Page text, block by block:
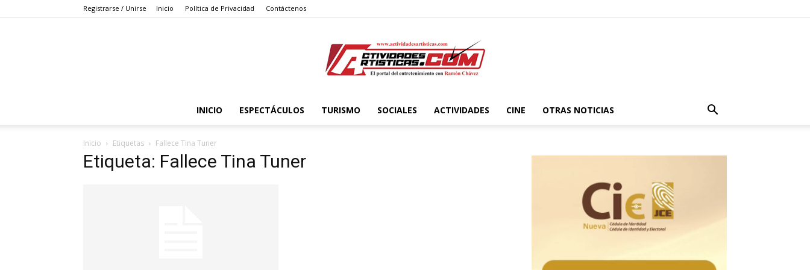
Registrarse / Unirse Inicio Política de Privacidad Contáctenos
Actividadesartisticas.com
INICIO ESPECTÁCULOS TURISMO SOCIALES ACTIVIDADES CINE OTRAS NOTICIAS
Inicio Etiquetas Fallece Tina Tuner
Etiqueta: Fallece Tina Tuner